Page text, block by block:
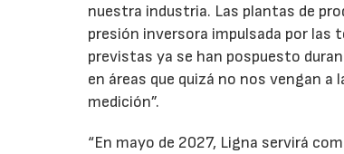
nuestra industria. Las plantas de
presión inversora impulsada por
previstas ya se han pospuesto
en áreas que quizá no nos vengan
medición”.
“En mayo de 2027, Ligna servirá
28/07/2026